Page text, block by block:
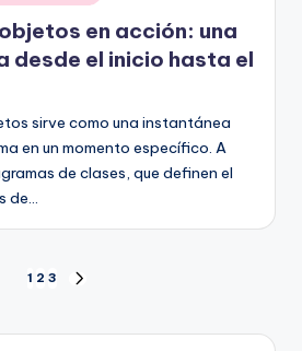
en acción: una
desde el inicio hasta el
sirve como una instantánea
en un momento específico. A
de clases, que definen el
de…
1 2 3